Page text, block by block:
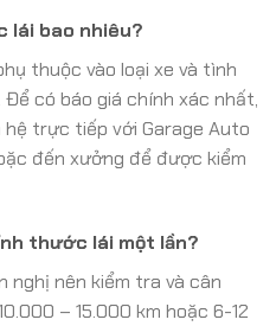
lái bao nhiêu?
thuộc vào loại xe và tình
có báo giá chính xác nhất,
hệ trực tiếp với Garage Auto
đến xưởng để được kiểm
thước lái một lần?
nghị nên kiểm tra và cân
– 15.000 km hoặc 6-12